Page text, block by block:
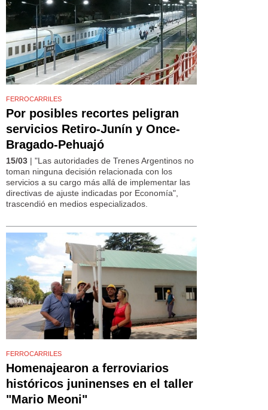
FERROCARRILES
Por posibles recortes peligran
servicios Retiro-Junín y Once-
Bragado-Pehuajó
15/03 | "Las autoridades de Trenes Argentinos no
toman ninguna decisión relacionada con los
servicios a su cargo más allá de implementar las
directivas de ajuste indicadas por Economía",
trascendió en medios especializados.
FERROCARRILES
Homenajearon a ferroviarios
históricos juninenses en el taller
"Mario Meoni"